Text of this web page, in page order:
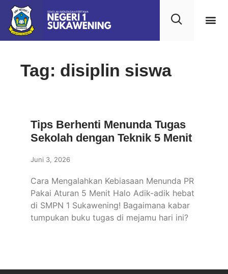
Tag: disiplin siswa
Tips Berhenti Menunda Tugas
Sekolah dengan Teknik 5 Menit
Juni 3, 2026
Cara Mengalahkan Kebiasaan Menunda PR
Pakai Aturan 5 Menit Halo Adik-adik hebat
di SMPN 1 Sukawening! Bagaimana kabar
tumpukan buku tugas di mejamu hari ini?